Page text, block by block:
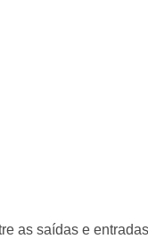
as saídas e